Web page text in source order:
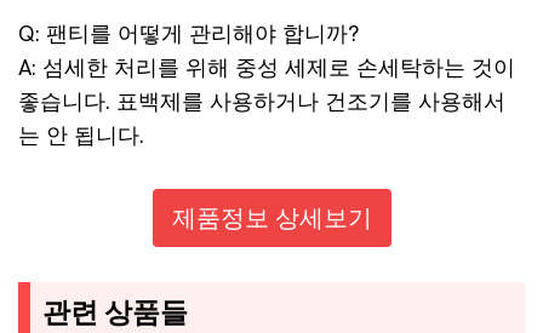
Q: 팬티를 어떻게 관리해야 합니까?
A: 섬세한 처리를 위해 중성 세제로 손세탁하는 것이
좋습니다. 표백제를 사용하거나 건조기를 사용해서
는 안 됩니다.
제품정보 상세보기
관련 상품들